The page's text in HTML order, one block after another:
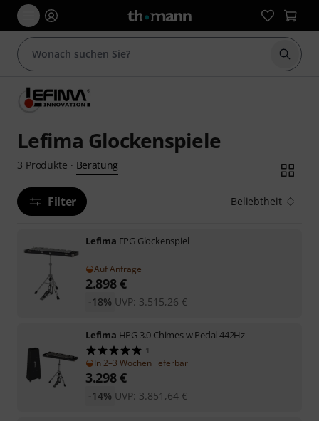
Suche
Lefima Glockenspiele
3 Produkte · Beratung
Filter Beliebtheit
Lefima EPG Glockenspiel
Auf Anfrage
2.898€
UVP: 3.515,26 €
-18%
Lefima HPG 3.0 Chimes w Pedal 442Hz
1
In 2–3 Wochen lieferbar
3.298€
UVP: 3.851,64 €
-14%